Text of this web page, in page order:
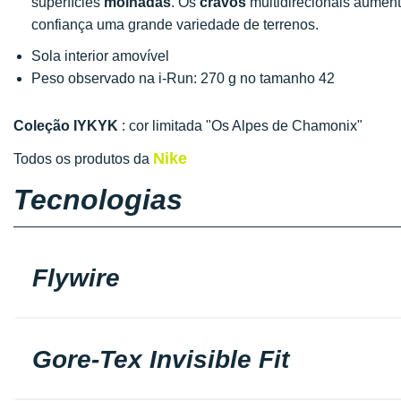
confiança uma grande variedade de terrenos.
Sola interior amovível
Peso observado na i-Run: 270 g no tamanho 42
Coleção IYKYK : cor limitada "Os Alpes de Chamonix"
Todos os produtos da Nike
Tecnologias
Flywire
Gore-Tex Invisible Fit